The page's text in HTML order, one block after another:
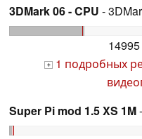
3DMark 06 - CPU -
+ 1 подробных
Super Pi mod 1.5 XS 1M